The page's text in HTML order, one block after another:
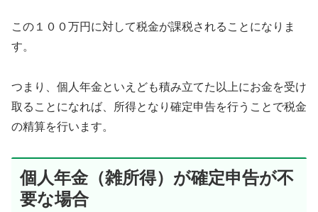
この１００万円に対して税金が課税されることになりま
す。
つまり、個人年金といえども積み立てた以上にお金を受け
取ることになれば、所得となり確定申告を行うことで税金
の精算を行います。
個人年金（雑所得）が確定申告が不
要な場合